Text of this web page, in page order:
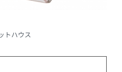
トハウス